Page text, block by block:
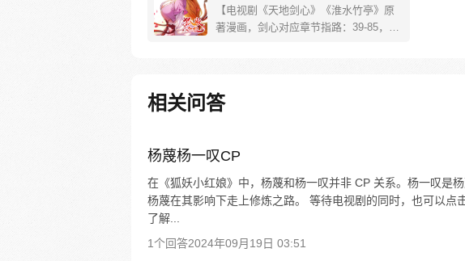
【电视剧《天地剑心》《淮水竹亭》原
著漫画，剑心对应章节指路：39-85，淮
新。）
相关问答
杨蔑杨一叹CP
在《狐妖小红娘》中，杨蔑和杨一叹并非 CP 关系。杨一叹是
杨蔑在其影响下走上修炼之路。 等待电视剧的同时，也可以点
了解...
1个回答2024年09月19日 03:51